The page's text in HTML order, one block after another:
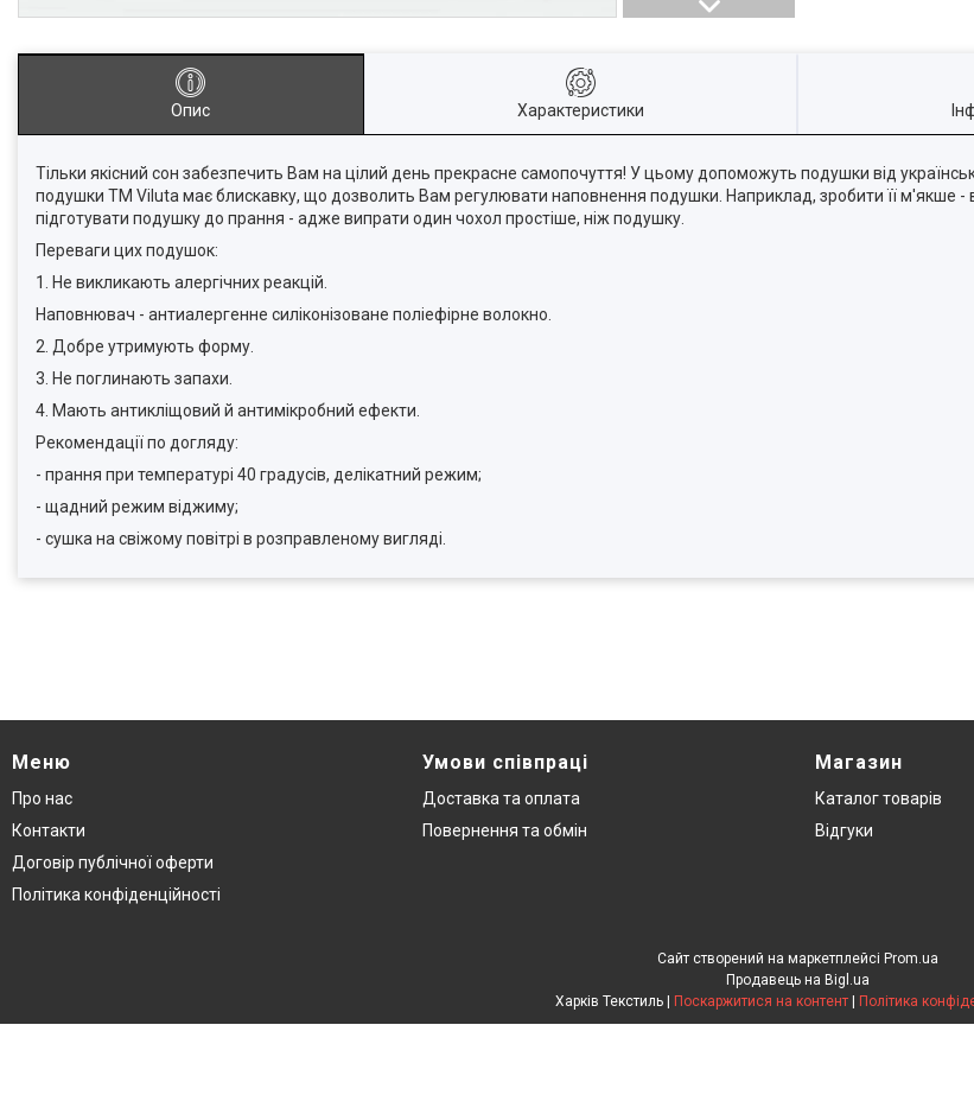
Опис Характеристики
Тільки якісний сон забезпечить Вам на цілий день прекрасне самопочуття! У цьому допоможуть подушки від
подушки ТМ Viluta має блискавку, що дозволить Вам регулювати наповнення подушки. Наприклад, зробити її м'якше
підготувати подушку до прання - адже випрати один чохол простіше, ніж подушку.
Переваги цих подушок:
1. Не викликають алергічних реакцій.
Наповнювач - антиалергенне силіконізоване поліефірне волокно.
2. Добре утримують форму.
3. Не поглинають запахи.
4. Мають антикліщовий й антимікробний ефекти.
Рекомендації по догляду:
- прання при температурі 40 градусів, делікатний режим;
- щадний режим віджиму;
- сушка на свіжому повітрі в розправленому вигляді.
Меню
Про нас
Контакти
Договір публічної оферти
Політика конфіденційності
Умови співпраці
Доставка та оплата
Повернення та обмін
Магазин
Каталог товарів
Відгуки
Сайт створений на маркетплейсі Prom.ua
Продавець на Bigl.ua
Поскаржитися на контент Політика